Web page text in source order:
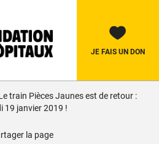
JE FAIS UN DON
train Pièces Jaunes est de retour :
19 janvier 2019 !
la page